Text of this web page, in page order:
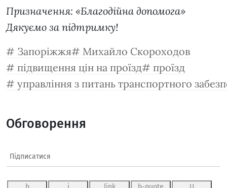
Призначення: «Благодійна допомога»
Дякуємо за підтримку!
Запоріжжя
Михайло Скороходов
підвищення цін на проїзд
проїзд
управління з питань транспортного
Обговорення
Підписатися